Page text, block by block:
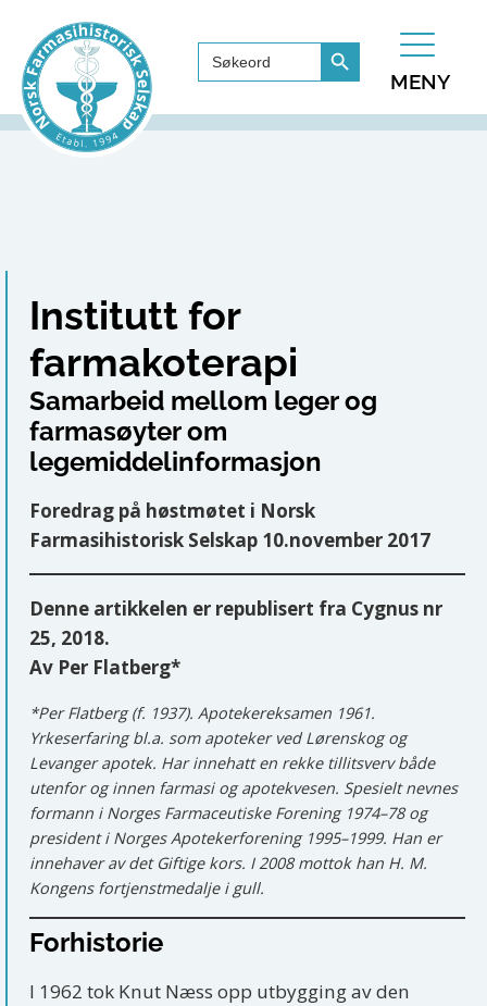
Search
for:
Search Button
MENY
Institutt for
farmakoterapi
Samarbeid mellom leger og
farmasøyter om
legemiddelinformasjon
Foredrag på høstmøtet i Norsk
Farmasihistorisk Selskap 10.november 2017
Denne artikkelen er republisert fra Cygnus nr
25, 2018.
Av Per Flatberg*
*Per Flatberg (f. 1937). Apotekereksamen 1961.
Yrkeserfaring bl.a. som apoteker ved Lørenskog og
Levanger apotek. Har innehatt en rekke tillitsverv både
utenfor og innen farmasi og apotekvesen. Spesielt nevnes
formann i Norges Farmaceutiske Forening 1974–78 og
president i Norges Apotekerforening 1995–1999. Han er
innehaver av det Giftige kors. I 2008 mottok han H. M.
Kongens fortjenstmedalje i gull.
Forhistorie
I 1962 tok Knut Næss opp utbygging av den